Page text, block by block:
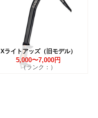
Xライトアッズ（旧モデル）
5,000〜7,000円
（ランク：）